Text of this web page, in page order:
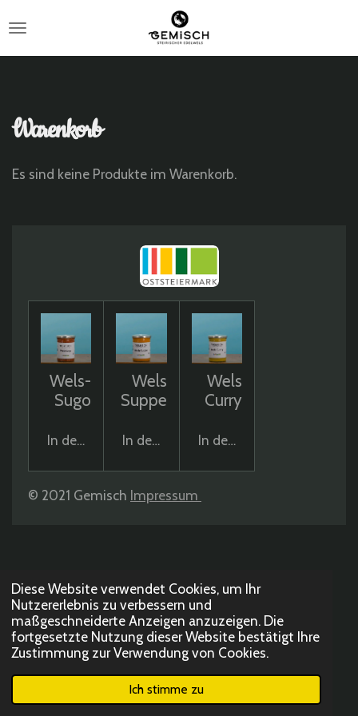
Diese Website verwendet Cookies, um Ihr
Nutzererlebnis zu verbessern und
maßgeschneiderte Anzeigen anzuzeigen. Die
fortgesetzte Nutzung dieser Website bestätigt Ihre
Zustimmung zur Verwendung von Cookies.
Ich stimme zu
Hauptinhalt
springen
Warenkorb
Es sind keine Produkte im Warenkorb.
Wels-
Sugo
In den Warenkorb
Wels
Suppe
In den Warenkorb
Wels
Curry
In den Warenkorb
© 2021 Gemisch Impressum